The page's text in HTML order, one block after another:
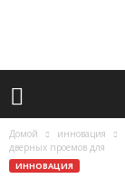
Домой инновация
дверных проемов для
ИННОВАЦИЯ